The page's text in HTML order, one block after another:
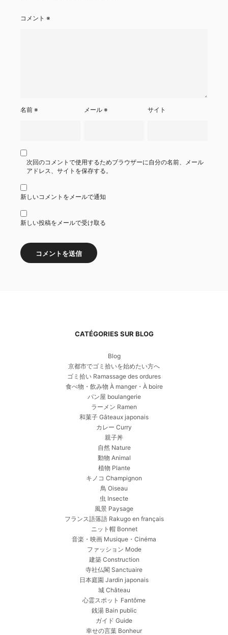
コメント ※
名前 ※ メール※ サイト
次回のコメントで使用するためブラウザーに自分の名前、メール
アドレス、サイトを保存する。
新しいコメントをメールで通知
新しい投稿をメールで受け取る
CATÉGORIES SUR BLOG
Blog
京都市でゴミ拾いを始めたい方へ
ゴミ拾い Ramassage des ordures
食べ物・飲み物 À manger・À boire
パン屋 boulangerie
ラーメン Ramen
和菓子 Gâteaux japonais
カレー Curry
親子丼
自然 Nature
動物 Animal
植物 Plante
キノコ Champignon
鳥 Oiseau
虫 Insecte
風景 Paysage
フランス語落語 Rakugo en français
ニット帽 Bonnet
音楽・映画 Musique・Cinéma
ファッション Mode
建築 Construction
寺社仏閣 Sanctuaire
日本庭園 Jardin japonais
城 Château
心霊スポット Fantôme
銭湯 Bain public
ガイド Guide
幸せの言葉 Bonheur